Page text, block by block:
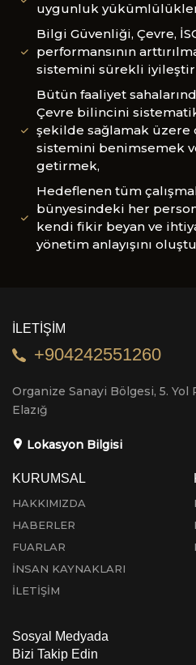
uygunluk
Bilgi Güvenliği, Çevre,
performansının
sistemini sürekli
Bütün faaliyet
Çevre bilincini
şekilde sağlamak üzere
sistemini benimsemek
getirmek,
Hedeflenen tüm
bünyesindeki her
kendi fikir beyan ve
yönetim anlayışını
İLETİŞİM
+904242551260
Organize Sanayi Bölgesi, 5. Yol
Elazığ
Lokasyon Bilgisi
KURUMSAL
HAKKIMIZDA
HABERLER
FUARLAR
İNSAN KAYNAKLARI
İLETİŞİM
Sosyal Medyada
Bizi Takip Edin